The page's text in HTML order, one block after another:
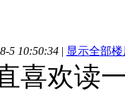
5 10:50:34 | 显示全部
喜欢读